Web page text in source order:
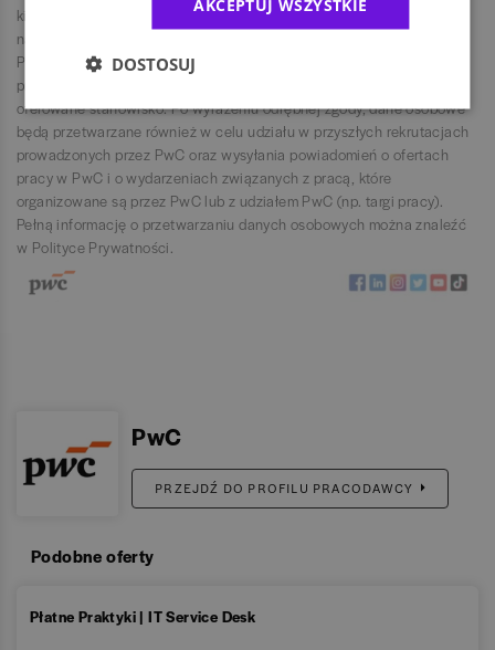
kierowana jest aplikacja - lista spółek:https://www.pwc.pl/pl/o-
nas/lista-spolek-pwc.html
Polnej 11 (dalej jako: PwC lub administrator). Administrator będzie
przetwarzał dane osobowe w celu przeprowadzenia rekrutacji na
oferowane stanowisko. Po wyrażeniu odrębnej zgody, dane osobowe
będą przetwarzane również w celu udziału w przyszłych rekrutacjach
prowadzonych przez PwC oraz wysyłania powiadomień o ofertach
pracy w PwC i o wydarzeniach związanych z pracą, które
organizowane są przez PwC lub z udziałem PwC (np. targi pracy).
Pełną informację o przetwarzaniu danych osobowych można znaleźć
w Polityce Prywatności.
PwC
PRZEJDŹ DO PROFILU PRACODAWCY
Podobne oferty
Płatne Praktyki | IT Service Desk
DOSTOSUJ